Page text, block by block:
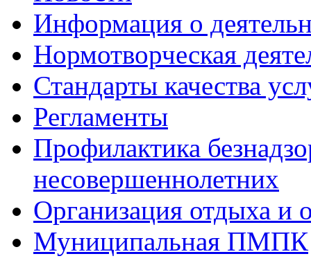
Информация о
Нормотворческая
Стандарты качества
Регламенты
Профилактика
несовершеннолетних
Организация отдыха и
Муниципальная ПМПК